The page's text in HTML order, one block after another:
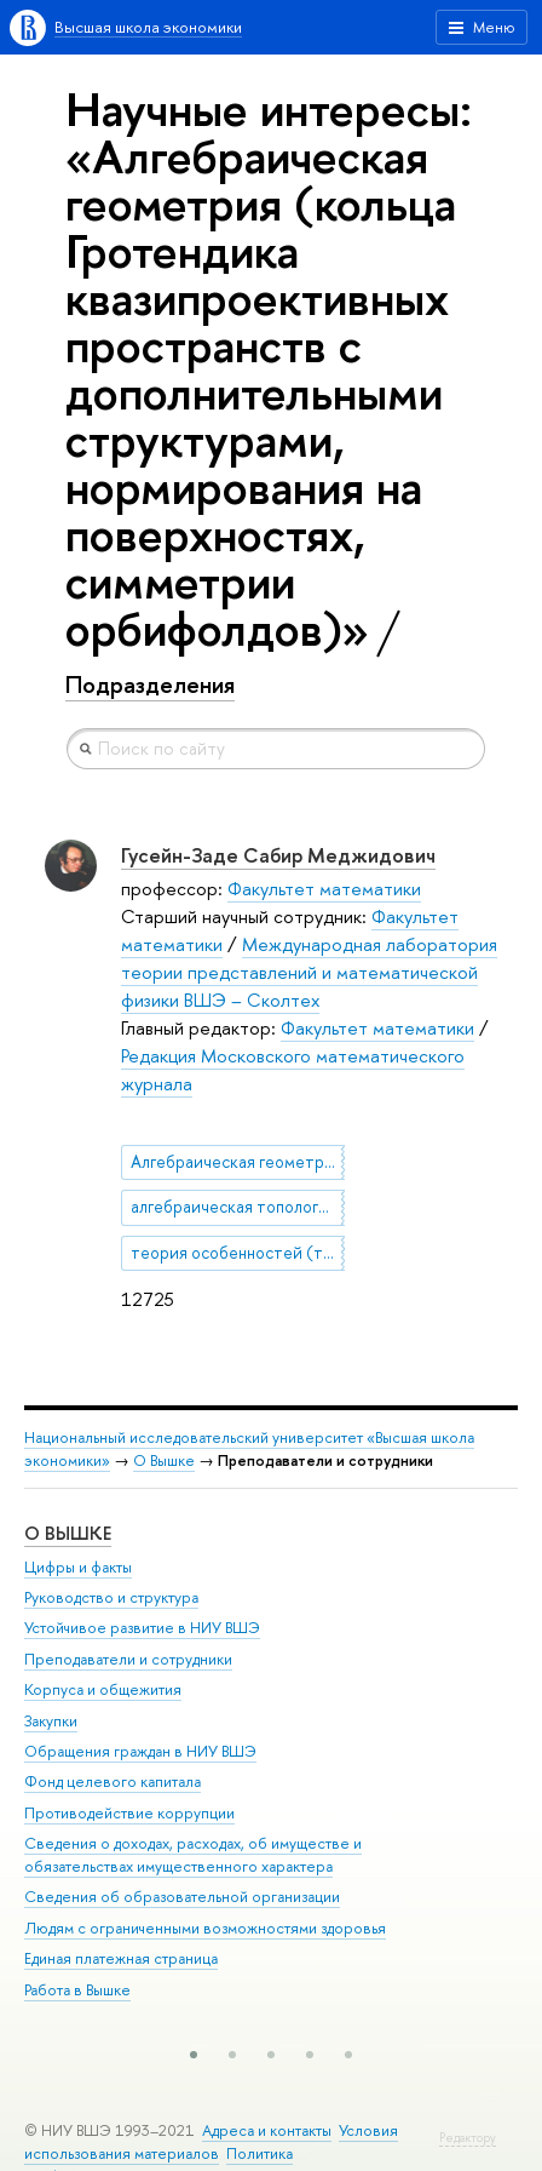
Меню
Высшая школа экономики
Научные интересы:
«Алгебраическая
геометрия (кольца
Гротендика
квазипроективных
пространств с
дополнительными
структурами,
нормирования на
поверхностях,
симметрии
орбифолдов)»
Подразделения
12725
Гусейн-Заде Сабир Меджидович
профессор: Факультет математики
Старший научный сотрудник: Факультет
математики /Международная лаборатория
теории представлений и математической
физики ВШЭ – Сколтех
Главный редактор: Факультет математики /
Редакция Московского математического
журнала
Алгебраическая геометрия (кольца Гротендика квазипроективных пространств с дополнительными структурами, нормирования на поверхностях, симметрии орбифолдов)
алгебраическая топология (обобщенные индексы векторных полей и 1-форм, орбифолдные инварианты)
теория особенностей (топология особенностей, эквивариантные особенности)
Национальный исследовательский университет «Высшая школа
экономики» → О Вышке → Преподаватели и сотрудники
О ВЫШКЕ
Цифры и факты
Руководство и структура
Устойчивое развитие в НИУ ВШЭ
Преподаватели и сотрудники
Корпуса и общежития
Закупки
Обращения граждан в НИУ ВШЭ
Фонд целевого капитала
Противодействие коррупции
Сведения о доходах, расходах, об имуществе и
обязательствах имущественного характера
Сведения об образовательной организации
Людям с ограниченными возможностями здоровья
Единая платежная страница
Работа в Вышке
Редактору
© НИУ ВШЭ 1993–2021 Адреса и контакты Условия
использования материалов Политика